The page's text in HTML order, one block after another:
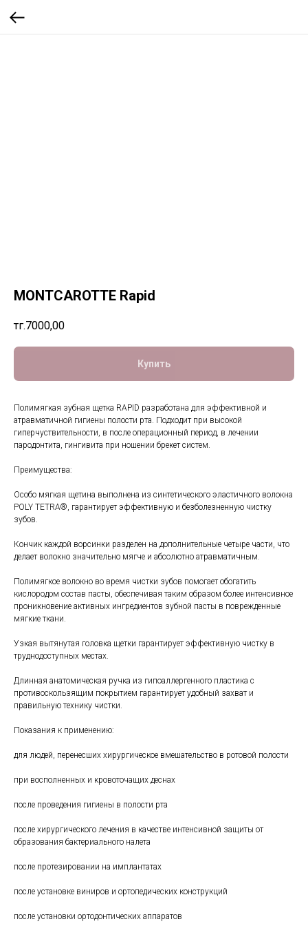
MONTCAROTTE Rapid
тңг.7000,00
Купить
Полимягкая зубная щетка RAPID разработана для эффективной и
атравматичной гигиены полости рта. Подходит при высокой
гиперчуствительности, в после операционный период, в лечении
пародонтита, гингивита при ношении брекет систем.
Преимущества:
Особо мягкая щетина выполнена из синтетического эластичного волокна
POLY TETRA®, гарантирует эффективную и безболезненную чистку
зубов.
Кончик каждой ворсинки разделен на дополнительные четыре части, что
делает волокно значительно мягче и абсолютно атравматичным.
Полимягкое волокно во время чистки зубов помогает обогатить
кислородом состав пасты, обеспечивая таким образом более интенсивное
проникновение активных ингредиентов зубной пасты в поврежденные
мягкие ткани.
Узкая вытянутая головка щетки гарантирует эффективную чистку в
труднодоступных местах.
Длинная анатомическая ручка из гипоаллергенного пластика с
противоскользящим покрытием гарантирует удобный захват и
правильную технику чистки.
Показания к применению:
для людей, перенесших хирургическое вмешательство в ротовой полости
при восполненных и кровоточащих деснах
после проведения гигиены в полости рта
после хирургического лечения в качестве интенсивной защиты от
образования бактериального налета
после протезировании на имплантатах
после установке виниров и ортопедических конструкций
после установки ортодонтических аппаратов